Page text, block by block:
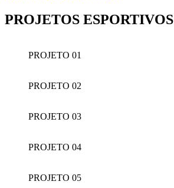
PROJETOS ESPORTIVOS
PROJETO 01
PROJETO 02
PROJETO 03
PROJETO 04
PROJETO 05